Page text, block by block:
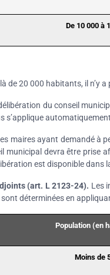
De 10 000 à
de 20 000 habitants, il n’y
du conseil
s’applique
maires ayant demandé à
municipal devra être prise
est disponible dans
(art. L 2123-24). Les
déterminées en
Population (en
Moins de